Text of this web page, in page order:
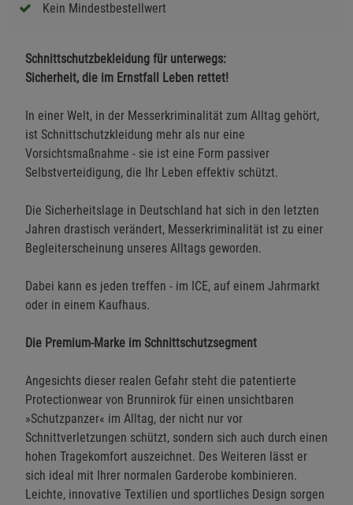
Kein Mindestbestellwert
Schnittschutzbekleidung für unterwegs:
Sicherheit, die im Ernstfall Leben rettet!
In einer Welt, in der Messerkriminalität zum Alltag gehört,
ist Schnittschutzkleidung mehr als nur eine
Vorsichtsmaßnahme - sie ist eine Form passiver
Selbstverteidigung, die Ihr Leben effektiv schützt.
Die Sicherheitslage in Deutschland hat sich in den letzten
Jahren drastisch verändert, Messerkriminalität ist zu einer
Begleiterscheinung unseres Alltags geworden.
Dabei kann es jeden treffen - im ICE, auf einem Jahrmarkt
oder in einem Kaufhaus.
Die Premium-Marke im Schnittschutzsegment
Angesichts dieser realen Gefahr steht die patentierte
Protectionwear von Brunnirok für einen unsichtbaren
»Schutzpanzer« im Alltag, der nicht nur vor
Schnittverletzungen schützt, sondern sich auch durch einen
hohen Tragekomfort auszeichnet. Des Weiteren lässt er
sich ideal mit Ihrer normalen Garderobe kombinieren.
Leichte, innovative Textilien und sportliches Design sorgen